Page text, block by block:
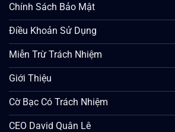
Chính Sách Bảo Mật
Điều Khoản Sử Dụng
Miễn Trừ Trách Nhiệm
Giới Thiệu
Cờ Bạc Có Trách Nhiệm
CEO David Quân Lê